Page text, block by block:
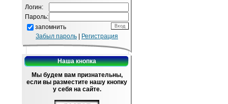
Логин:
Пароль:
запомнить
Забыл пароль
Регистрация
Наша кнопка
Мы будем вам признательны,
если вы разместите нашу кнопку
у себя на сайте.